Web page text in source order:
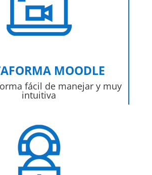
MOODLE
fácil de manejar y muy
intuitiva